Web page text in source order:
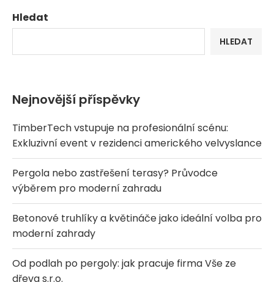
Hledat
HLEDAT
Nejnovější příspěvky
TimberTech vstupuje na profesionální scénu:
Exkluzivní event v rezidenci amerického velvyslance
Pergola nebo zastřešení terasy? Průvodce
výběrem pro moderní zahradu
Betonové truhlíky a květináče jako ideální volba pro
moderní zahrady
Od podlah po pergoly: jak pracuje firma Vše ze
dřeva s.r.o.